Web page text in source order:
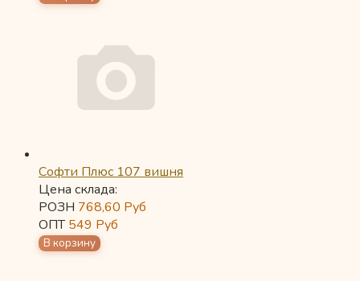
Софти Плюс 107 вишня
Цена склада:
РОЗН 768,60 Руб
ОПТ549 Руб